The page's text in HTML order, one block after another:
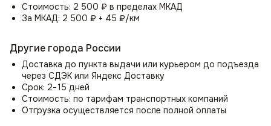
обеспечит оптимальную поддержку поясницы, исключая
боль в спине и напряжение. Вы сможете сидеть
осанку. Удобные подлокотники полукресла Boss (Босс)
обеспечат превосходную поддержку для ваших рук,
снимут нагрузку с плеч и шеи, позволяя вам полностью
расслабиться или сосредоточиться на своих задачах.
Стул-кресло Boss это качественные и надежные
материалы
Стоимость: 2 500 ₽ в пределах МКАД
За МКАД: 2 500 ₽ + 45 ₽/км
Другие города России
Доставка до пункта выдачи или курьером до подъезда
через СДЭК или Яндекс Доставку
Срок: 2−15 дней
Стоимость: по тарифам транспортных компаний
Отгрузка осуществляется после полной оплаты